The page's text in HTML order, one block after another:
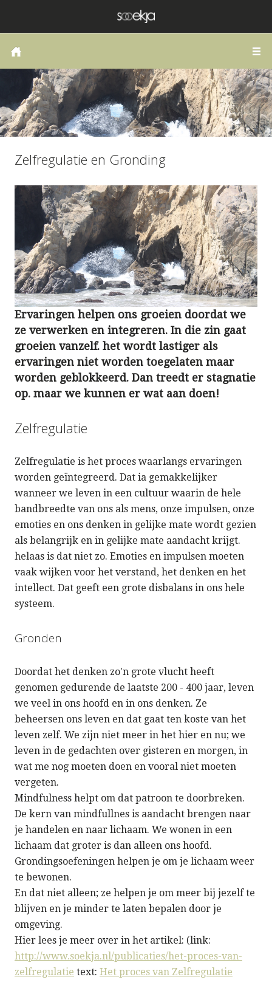
COACHING OF THERAPIE
LANGS DE WEG VAN HET HART
PUBLICATIES
BLOG
CONTACT
Zelfregulatie en Gronding
Ervaringen helpen ons groeien doordat we
ze verwerken en integreren. In die zin gaat
groeien vanzelf. het wordt lastiger als
ervaringen niet worden toegelaten maar
worden geblokkeerd. Dan treedt er stagnatie
op. maar we kunnen er wat aan doen!
Zelfregulatie
Zelfregulatie is het proces waarlangs ervaringen
worden geïntegreerd. Dat ia gemakkelijker
wanneer we leven in een cultuur waarin de hele
bandbreedte van ons als mens, onze impulsen, onze
emoties en ons denken in gelijke mate wordt gezien
als belangrijk en in gelijke mate aandacht krijgt.
helaas is dat niet zo. Emoties en impulsen moeten
vaak wijken voor het verstand, het denken en het
intellect. Dat geeft een grote disbalans in ons hele
systeem.
Gronden
Doordat het denken zo'n grote vlucht heeft
genomen gedurende de laatste 200 - 400 jaar, leven
we veel in ons hoofd en in ons denken. Ze
beheersen ons leven en dat gaat ten koste van het
leven zelf. We zijn niet meer in het hier en nu; we
leven in de gedachten over gisteren en morgen, in
wat me nog moeten doen en vooral niet moeten
vergeten.
Mindfulness helpt om dat patroon te doorbreken.
De kern van mindfullnes is aandacht brengen naar
je handelen en naar lichaam. We wonen in een
lichaam dat groter is dan alleen ons hoofd.
Grondingsoefeningen helpen je om je lichaam weer
te bewonen.
En dat niet alleen; ze helpen je om meer bij jezelf te
blijven en je minder te laten bepalen door je
omgeving.
Hier lees je meer over in het artikel: (link:
http://www.soekja.nl/publicaties/het-proces-van-
zelfregulatie text: Het proces van Zelfregulatie